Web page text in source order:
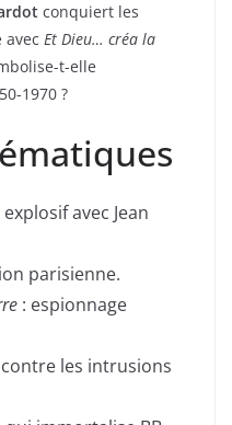
conquiert les
avec Et Dieu… créa la
t-elle
1970 ?
avec Jean
parisienne.
: espionnage
les intrusions